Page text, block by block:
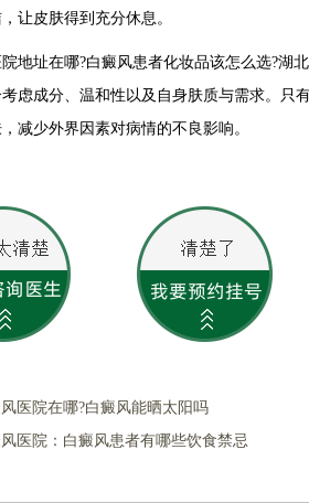
让皮肤得到充分休息。
址在哪?白癜风患者化妆品该怎么选?湖北
虑成分、温和性以及自身肤质与需求。只
减少外界因素对病情的不良影响。
医院在哪?白癜风能晒太阳吗
医院：白癜风患者有哪些饮食禁忌